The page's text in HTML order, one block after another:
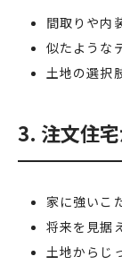
間取りや内
似たような
土地の選択
3. 注文住
家に強いこ
将来を見据
土地からじ